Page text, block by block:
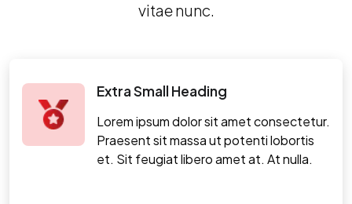
vitae nunc.
Extra Small Heading
Lorem ipsum dolor sit amet consectetur.
Praesent sit massa ut potenti lobortis
et. Sit feugiat libero amet at. At nulla.